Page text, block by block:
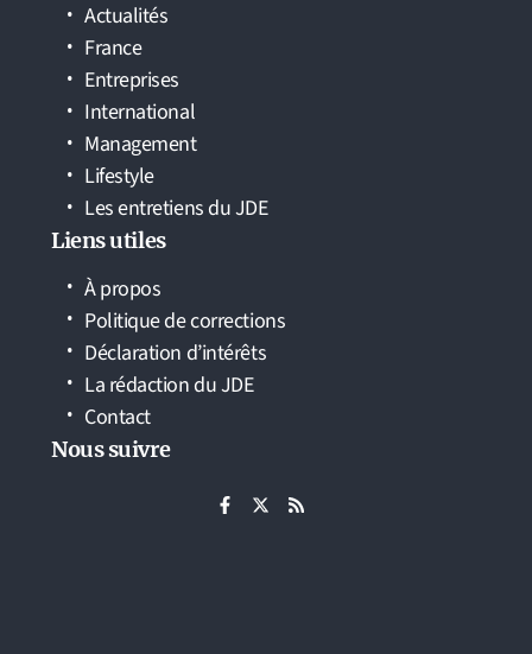
Actualités
France
Entreprises
International
Management
Lifestyle
Les entretiens du JDE
Liens utiles
À propos
Politique de corrections
Déclaration d’intérêts
La rédaction du JDE
Contact
Nous suivre